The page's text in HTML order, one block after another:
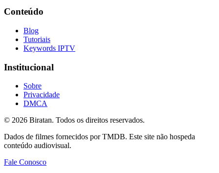
Conteúdo
Blog
Tutoriais
Keywords IPTV
Institucional
Sobre
Privacidade
DMCA
© 2026 Biratan. Todos os direitos reservados.
Dados de filmes fornecidos por TMDB. Este site não hospeda
conteúdo audiovisual.
Fale Conosco